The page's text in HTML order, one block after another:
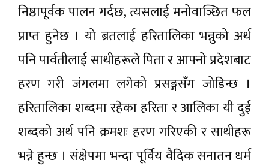
निष्ठापूर्वक पालन गर्दछ, त्यसलाई मनोवाञ्छित फल
प्राप्त हुनेछ । यो ब्रतलाई हरितालिका भन्नुको अर्थ
पनि पार्वतीलाई साथीहरूले पिता र आफ्नो प्रदेशबाट
हरण गरी जंगलमा लगेको प्रसङ्गसँग जोडिन्छ ।
हरितालिका शब्दमा रहेका हरिता र आलिका यी दुई
शब्दको अर्थ पनि क्रमशः हरण गरिएकी र साथीहरू
भन्ने हुन्छ । संक्षेपमा भन्दा पूर्विय वैदिक सनातन धर्म